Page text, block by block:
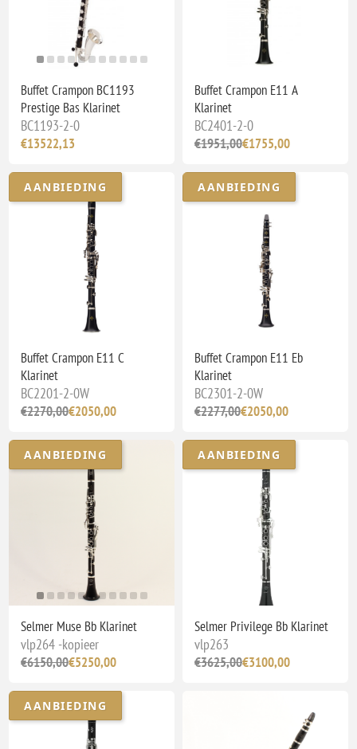
Buffet Crampon BC1193
Prestige Bas Klarinet
BC1193-2-0
€13522,13
Buffet Crampon E11 A
Klarinet
BC2401-2-0
€1951,00€1755,00
AANBIEDING
Buffet Crampon E11 C
Klarinet
BC2201-2-0W
€2270,00€2050,00
AANBIEDING
Buffet Crampon E11 Eb
Klarinet
BC2301-2-0W
€2277,00€2050,00
AANBIEDING
Selmer Muse Bb Klarinet
vlp264 -kopieer
€6150,00€5250,00
AANBIEDING
Selmer Privilege Bb Klarinet
vlp263
€3625,00€3100,00
AANBIEDING